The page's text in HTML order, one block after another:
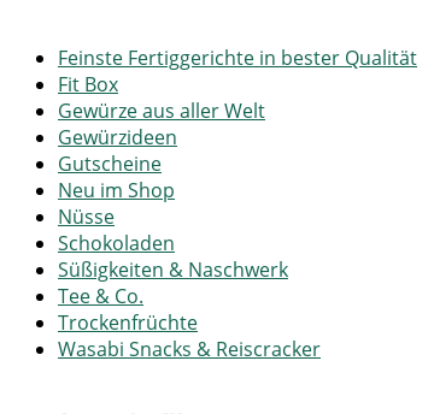
Feinste Fertiggerichte in bester Qualität
Fit Box
Gewürze aus aller Welt
Gewürzideen
Gutscheine
Neu im Shop
Nüsse
Schokoladen
Süßigkeiten & Naschwerk
Tee & Co.
Trockenfrüchte
Wasabi Snacks & Reiscracker